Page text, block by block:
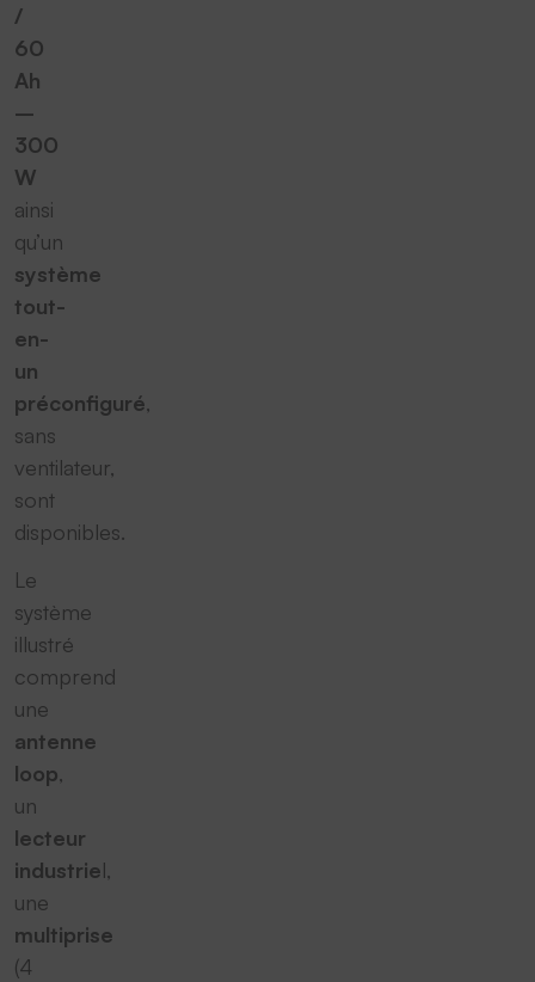
/
60
Ah
–
300
W
ainsi
qu’un
système
tout-
en-
un
préconfiguré,
sans
ventilateur,
sont
disponibles.
Le
système
illustré
comprend
une
antenne
loop,
un
lecteur
industriel,
une
multiprise
(4